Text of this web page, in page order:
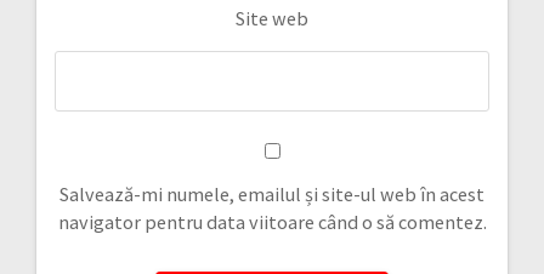
Site web
Salvează-mi numele, emailul și site-ul web în acest
navigator pentru data viitoare când o să comentez.